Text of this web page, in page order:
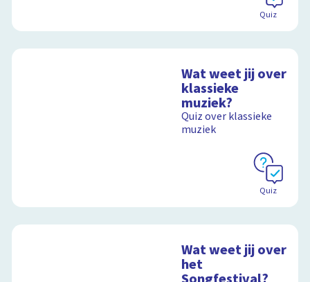
Quiz
Wat weet jij over
klassieke
muziek?
Quiz over klassieke
muziek
Quiz
Wat weet jij over
het